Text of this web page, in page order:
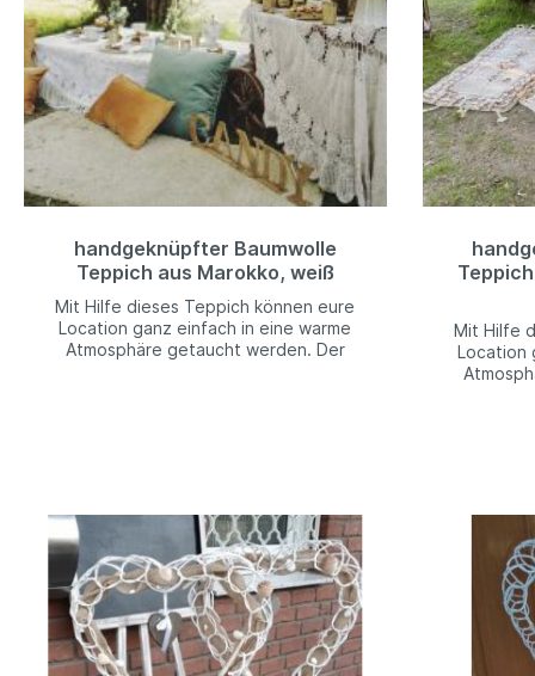
handgeknüpfter Baumwolle
Teppich aus Marokko, weiß
Mit Hilfe dieses Teppich können eure
Location ganz einfach in eine warme
Atmosphäre getaucht werden. Der
Mit Hilfe
Location